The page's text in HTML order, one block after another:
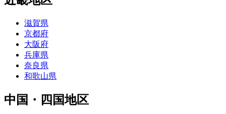
滋賀県
京都府
大阪府
兵庫県
奈良県
和歌山県
中国・四国地区